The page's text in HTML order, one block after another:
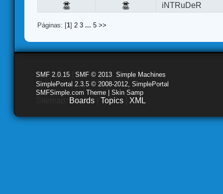
iNTRuDeR
Páginas: [1] 2 3 ... 5 >>
SMF 2.0.15 SMF © 2013 Simple Machines
SimplePortal 2.3.5 © 2008-2012, SimplePortal
SMFSimple.com Theme | Skin Samp
Boards Topics XML